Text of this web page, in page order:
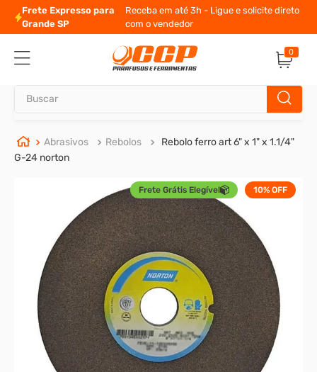
Frete Expresso para
Grande SP
Receba em até 3h - Ligue e solicite direto
com o vendedor
0
Abrasivos Rebolos
Rebolo ferro art 6" x 1" x 1.1/4"
G-24 norton
Frete Grátis Elegível 10% OFF
TERMOS MAIS BUSCADOS
parafuso sextavado
arruela
presto
rodizio
parafuso madeira
rebite rosca
parafuso allen 5